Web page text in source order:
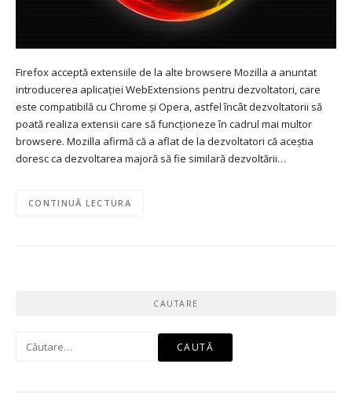
Firefox acceptă extensiile de la alte browsere Mozilla a anuntat
introducerea aplicației WebExtensions pentru dezvoltatori, care
este compatibilă cu Chrome și Opera, astfel încât dezvoltatorii să
poată realiza extensii care să funcționeze în cadrul mai multor
browsere. Mozilla afirmă că a aflat de la dezvoltatori că aceștia
doresc ca dezvoltarea majoră să fie similară dezvoltării…
CONTINUĂ LECTURA
CAUTARE